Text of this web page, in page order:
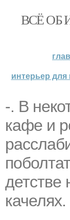
ВСЁ ОБ
интерьер
-. В
кафе и
детстве
качелях.